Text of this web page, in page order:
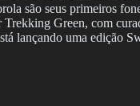
são seus primeiros
Green, com
lançando uma edição